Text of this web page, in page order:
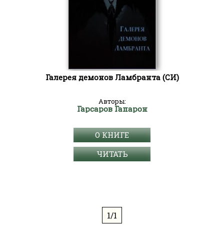
Галерея демонов Ламбранта (СИ)
Авторы:
Гарсаров Гапарон
О КНИГЕ
ЧИТАТЬ
1/1